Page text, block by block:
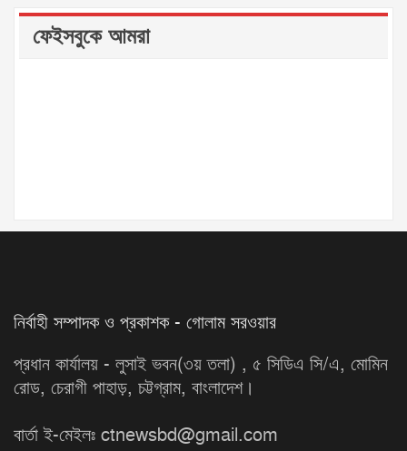
ফেইসবুকে আমরা
নির্বাহী সম্পাদক ও প্রকাশক - গোলাম সরওয়ার
প্রধান কার্যালয় - লুসাই ভবন(৩য় তলা) , ৫ সিডিএ সি/এ, মোমিন
রোড, চেরাগী পাহাড়, চট্টগ্রাম, বাংলাদেশ।
বার্তা ই-মেইলঃ ctnewsbd@gmail.com